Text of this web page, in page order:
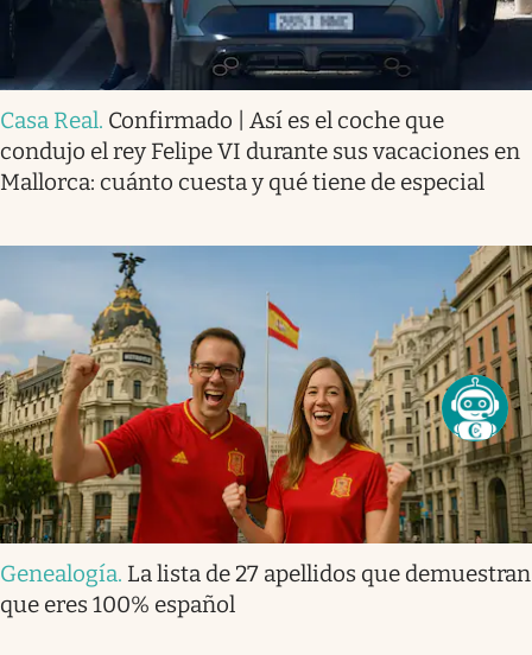
Casa Real. Confirmado | Así es el coche que
condujo el rey Felipe VI durante sus vacaciones en
Mallorca: cuánto cuesta y qué tiene de especial
Genealogía. La lista de 27 apellidos que demuestran
que eres 100% español